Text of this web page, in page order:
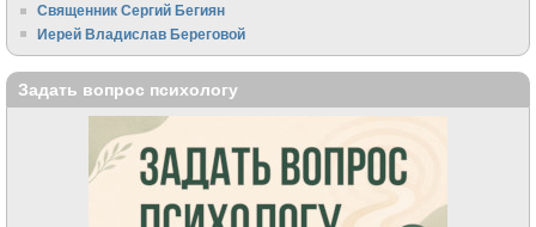
Священник Сергий Бегиян
Иерей Владислав Береговой
Задать вопрос психологу